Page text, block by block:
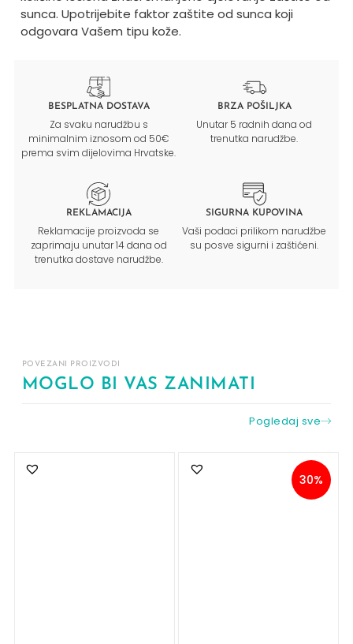
sunca. Upotrijebite faktor zaštite od sunca koji
odgovara Vašem tipu kože.
BESPLATNA DOSTAVA
Za svaku narudžbu s
minimalnim iznosom od 50€
prema svim dijelovima Hrvatske.
BRZA POŠILJKA
Unutar 5 radnih dana od
trenutka narudžbe.
REKLAMACIJA
Reklamacije proizvoda se
zaprimaju unutar 14 dana od
trenutka dostave narudžbe.
SIGURNA KUPOVINA
Vaši podaci prilikom narudžbe
su posve sigurni i zaštićeni.
POVEZANI PROIZVODI
MOGLO BI VAS ZANIMATI
Pogledaj sve
30%